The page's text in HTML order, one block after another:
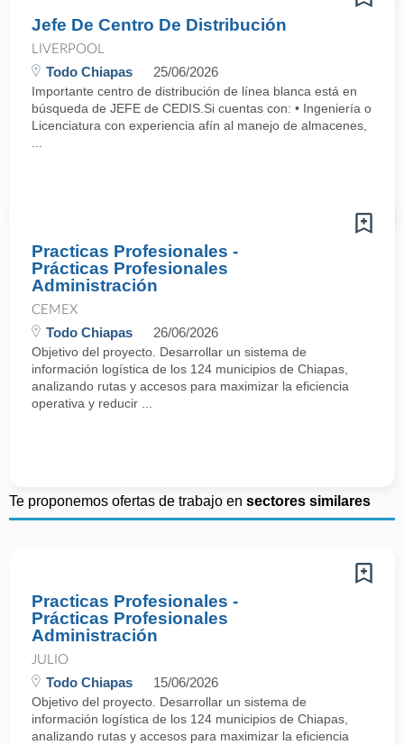
Jefe De Centro De Distribución
LIVERPOOL
Todo Chiapas 25/06/2026
Importante centro de distribución de línea blanca está en
búsqueda de JEFE de CEDIS.Si cuentas con: • Ingeniería o
Licenciatura con experiencia afín al manejo de almacenes,
Practicas Profesionales -
Prácticas Profesionales
Administración
CEMEX
Todo Chiapas 26/06/2026
Objetivo del proyecto. Desarrollar un sistema de
información logística de los 124 municipios de Chiapas,
analizando rutas y accesos para maximizar la eficiencia
operativa y reducir ...
Te proponemos ofertas de trabajo en sectores similares
Practicas Profesionales -
Prácticas Profesionales
Administración
JULIO
Todo Chiapas 15/06/2026
Objetivo del proyecto. Desarrollar un sistema de
información logística de los 124 municipios de Chiapas,
analizando rutas y accesos para maximizar la eficiencia